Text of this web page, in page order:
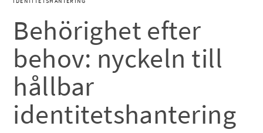
Behörighet efter
behov: nyckeln till
hållbar
identitetshantering